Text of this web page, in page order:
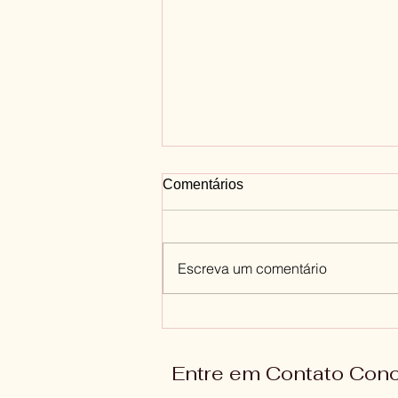
Importância do Abraço
Comentários
Escreva um comentário
Entre em Contato